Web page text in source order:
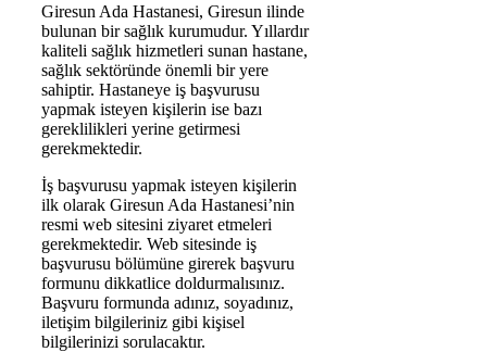
Giresun Ada Hastanesi, Giresun ilinde
bulunan bir sağlık kurumudur. Yıllardır
kaliteli sağlık hizmetleri sunan hastane,
sağlık sektöründe önemli bir yere
sahiptir. Hastaneye iş başvurusu
yapmak isteyen kişilerin ise bazı
gereklilikleri yerine getirmesi
gerekmektedir.
İş başvurusu yapmak isteyen kişilerin
ilk olarak Giresun Ada Hastanesi’nin
resmi web sitesini ziyaret etmeleri
gerekmektedir. Web sitesinde iş
başvurusu bölümüne girerek başvuru
formunu dikkatlice doldurmalısınız.
Başvuru formunda adınız, soyadınız,
iletişim bilgileriniz gibi kişisel
bilgilerinizi sorulacaktır.